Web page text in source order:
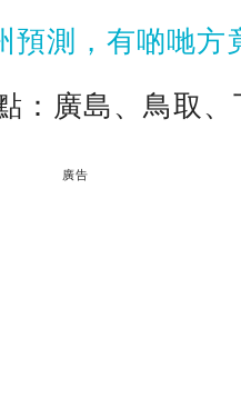
預測，有啲哋方
：廣島、鳥取、
廣告